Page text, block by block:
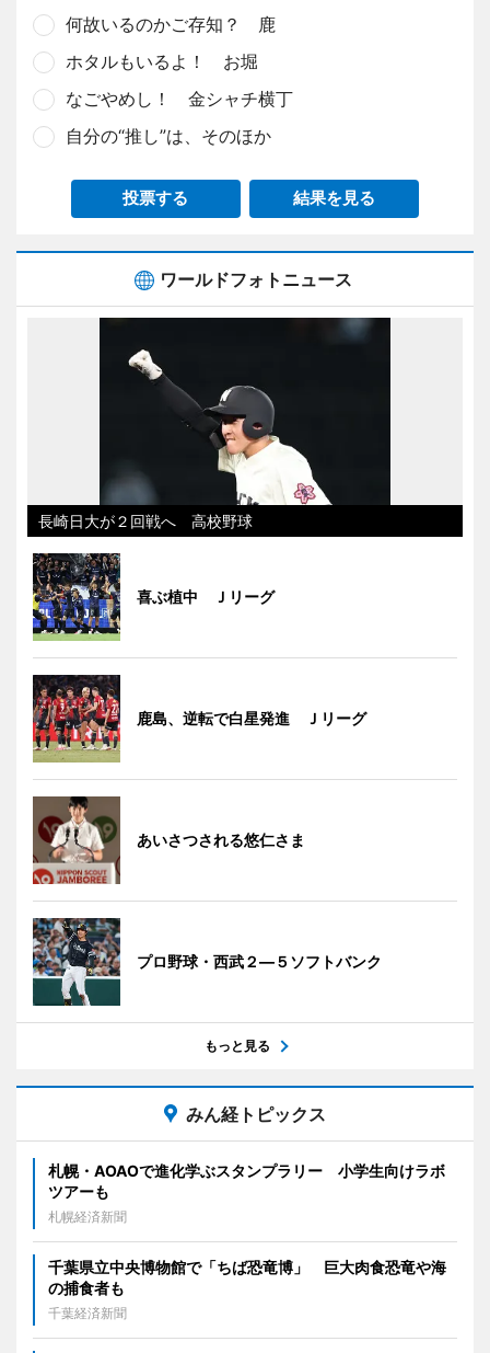
何故いるのかご存知？ 鹿
ホタルもいるよ！ お堀
なごやめし！ 金シャチ横丁
自分の“推し”は、そのほか
投票する 結果を見る
ワールドフォトニュース
長崎日大が２回戦へ 高校野球
喜ぶ植中 Ｊリーグ
鹿島、逆転で白星発進 Ｊリーグ
あいさつされる悠仁さま
プロ野球・西武２―５ソフトバンク
もっと見る
みん経トピックス
札幌・AOAOで進化学ぶスタンプラリー 小学生向けラボ
ツアーも
札幌経済新聞
千葉県立中央博物館で「ちば恐竜博」 巨大肉食恐竜や海
の捕食者も
千葉経済新聞